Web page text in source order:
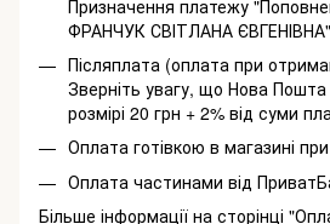
Призначення платежу
ФРАНЧУК СВІТЛАНА ЄВГЕНІВНА"
Післяплата (оплата при
Зверніть увагу, що Нова Пошта
розмірі 20 грн + 2% від суми
Оплата готівкою в магазині
Оплата частинами від
Більше інформації на сторінці